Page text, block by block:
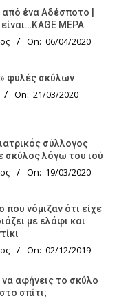
ένα Αδέσποτο |
ΜΕΡΑ
On: 06/04/2020
φυλές σκύλων
On: 21/03/2020
σύλλογος
σκύλος λόγω του ιού
On: 19/03/2020
που νόμιζαν ότι είχε
με ελάφι και
On: 02/12/2019
αφήνεις το σκύλο
σπίτι;